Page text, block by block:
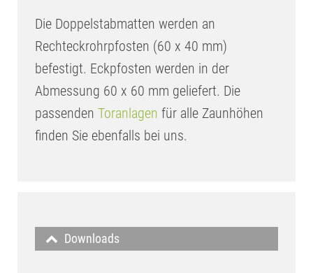
Die Doppelstabmatten werden an
Rechteckrohrpfosten (60 x 40 mm)
befestigt. Eckpfosten werden in der
Abmessung 60 x 60 mm geliefert. Die
passenden Toranlagen für alle Zaunhöhen
finden Sie ebenfalls bei uns.
Downloads